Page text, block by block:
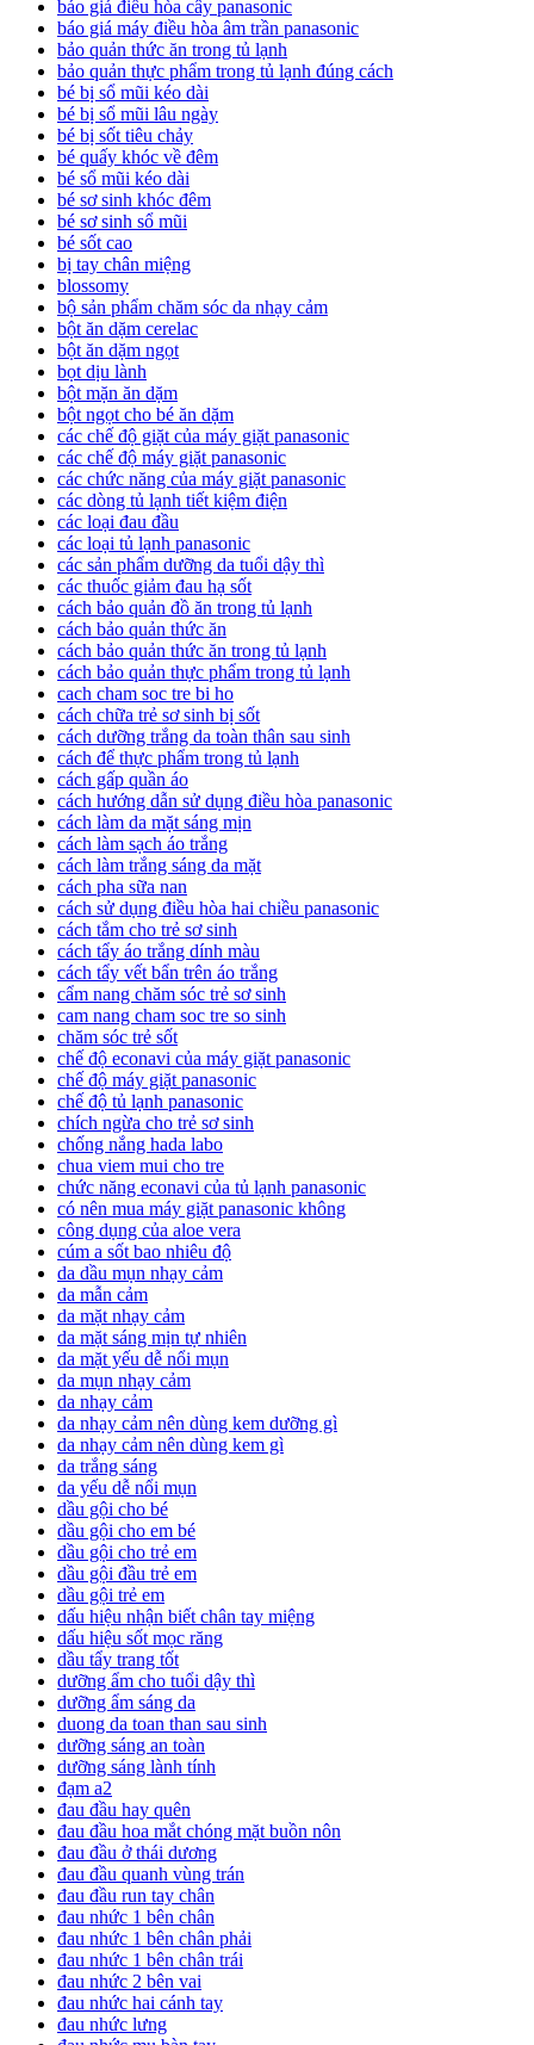
báo giá điều hòa cây panasonic
báo giá máy điều hòa âm trần panasonic
bảo quản thức ăn trong tủ lạnh
bảo quản thực phẩm trong tủ lạnh đúng cách
bé bị sổ mũi kéo dài
bé bị sổ mũi lâu ngày
bé bị sốt tiêu chảy
bé quấy khóc về đêm
bé sổ mũi kéo dài
bé sơ sinh khóc đêm
bé sơ sinh sổ mũi
bé sốt cao
bị tay chân miệng
blossomy
bộ sản phẩm chăm sóc da nhạy cảm
bột ăn dặm cerelac
bột ăn dặm ngọt
bọt dịu lành
bột mặn ăn dặm
bột ngọt cho bé ăn dặm
các chế độ giặt của máy giặt panasonic
các chế độ máy giặt panasonic
các chức năng của máy giặt panasonic
các dòng tủ lạnh tiết kiệm điện
các loại đau đầu
các loại tủ lạnh panasonic
các sản phẩm dưỡng da tuổi dậy thì
các thuốc giảm đau hạ sốt
cách bảo quản đồ ăn trong tủ lạnh
cách bảo quản thức ăn
cách bảo quản thức ăn trong tủ lạnh
cách bảo quản thực phẩm trong tủ lạnh
cach cham soc tre bi ho
cách chữa trẻ sơ sinh bị sốt
cách dưỡng trắng da toàn thân sau sinh
cách để thực phẩm trong tủ lạnh
cách gấp quần áo
cách hướng dẫn sử dụng điều hòa panasonic
cách làm da mặt sáng mịn
cách làm sạch áo trắng
cách làm trắng sáng da mặt
cách pha sữa nan
cách sử dụng điều hòa hai chiều panasonic
cách tắm cho trẻ sơ sinh
cách tẩy áo trắng dính màu
cách tẩy vết bẩn trên áo trắng
cẩm nang chăm sóc trẻ sơ sinh
cam nang cham soc tre so sinh
chăm sóc trẻ sốt
chế độ econavi của máy giặt panasonic
chế độ máy giặt panasonic
chế độ tủ lạnh panasonic
chích ngừa cho trẻ sơ sinh
chống nắng hada labo
chua viem mui cho tre
chức năng econavi của tủ lạnh panasonic
có nên mua máy giặt panasonic không
công dụng của aloe vera
cúm a sốt bao nhiêu độ
da dầu mụn nhạy cảm
da mẫn cảm
da mặt nhạy cảm
da mặt sáng mịn tự nhiên
da mặt yếu dễ nổi mụn
da mụn nhạy cảm
da nhạy cảm
da nhạy cảm nên dùng kem dưỡng gì
da nhạy cảm nên dùng kem gì
da trắng sáng
da yếu dễ nổi mụn
dầu gội cho bé
dầu gội cho em bé
dầu gội cho trẻ em
dầu gội đầu trẻ em
dầu gội trẻ em
dấu hiệu nhận biết chân tay miệng
dấu hiệu sốt mọc răng
dầu tẩy trang tốt
dưỡng ẩm cho tuổi dậy thì
dưỡng ẩm sáng da
duong da toan than sau sinh
dưỡng sáng an toàn
dưỡng sáng lành tính
đạm a2
đau đầu hay quên
đau đầu hoa mắt chóng mặt buồn nôn
đau đầu ở thái dương
đau đầu quanh vùng trán
đau đầu run tay chân
đau nhức 1 bên chân
đau nhức 1 bên chân phải
đau nhức 1 bên chân trái
đau nhức 2 bên vai
đau nhức hai cánh tay
đau nhức lưng